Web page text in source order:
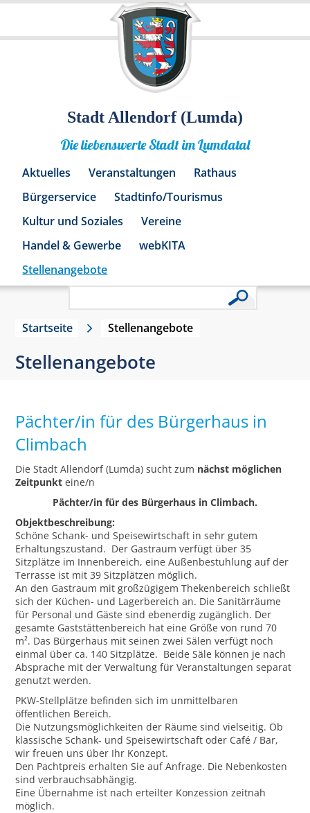
Stadt Allendorf (Lumda)
Die liebenswerte Stadt im Lumdatal
Aktuelles Veranstaltungen
Rathaus
Bürgerservice
Stadtinfo/Tourismus
Kultur und Soziales
Vereine
Handel & Gewerbe
webKITA
Stellenangebote
Startseite Stellenangebote
Stellenangebote
Pächter/in für des Bürgerhaus in
Climbach
Die Stadt Allendorf (Lumda) sucht zum nächst möglichen
Zeitpunkteine/n
Pächter/in für des Bürgerhaus in Climbach.
Objektbeschreibung:
Schöne Schank- und Speisewirtschaft in sehr gutem
Erhaltungszustand. Der Gastraum verfügt über 35
Sitzplätze im Innenbereich, eine Außenbestuhlung auf der
Terrasse ist mit 39 Sitzplätzen möglich.
An den Gastraum mit großzügigem Thekenbereich schließt
sich der Küchen- und Lagerbereich an. Die Sanitärräume
für Personal und Gäste sind ebenerdig zugänglich. Der
gesamte Gaststättenbereich hat eine Größe von rund 70
m². Das Bürgerhaus mit seinen zwei Sälen verfügt noch
einmal über ca. 140 Sitzplätze. Beide Säle können je nach
Absprache mit der Verwaltung für Veranstaltungen separat
genutzt werden.
PKW-Stellplätze befinden sich im unmittelbaren
öffentlichen Bereich.
Die Nutzungsmöglichkeiten der Räume sind vielseitig. Ob
klassische Schank- und Speisewirtschaft oder Café / Bar,
wir freuen uns über Ihr Konzept.
Den Pachtpreis erhalten Sie auf Anfrage. Die Nebenkosten
sind verbrauchsabhängig.
Eine Übernahme ist nach erteilter Konzession zeitnah
möglich.